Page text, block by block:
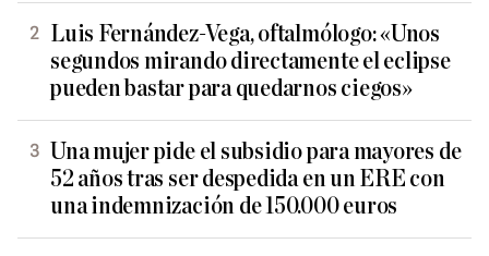
Luis Fernández-Vega, oftalmólogo: «Unos
segundos mirando directamente el eclipse
pueden bastar para quedarnos ciegos»
Una mujer pide el subsidio para mayores de
52 años tras ser despedida en un ERE con
una indemnización de 150.000 euros